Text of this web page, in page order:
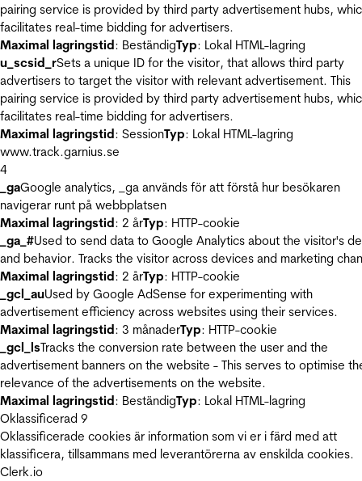
pairing service is provided by third party advertisement hubs,
facilitates real-time bidding for advertisers.
Maximal lagringstid: BeständigTyp: Lokal HTML-lagring
u_scsid_rSets a unique ID for the visitor, that allows third party
advertisers to target the visitor with relevant advertisement. This
pairing service is provided by third party advertisement hubs,
facilitates real-time bidding for advertisers.
Maximal lagringstid: SessionTyp: Lokal HTML-lagring
www.track.garnius.se
4
_gaGoogle analytics, _ga används för att förstå hur besökaren
navigerar runt på webbplatsen
Maximal lagringstid: 2 årTyp: HTTP-cookie
_ga_#Used to send data to Google Analytics about the visitor's
and behavior. Tracks the visitor across devices and marketing
Maximal lagringstid: 2 årTyp: HTTP-cookie
_gcl_auUsed by Google AdSense for experimenting with
advertisement efficiency across websites using their services.
Maximal lagringstid: 3 månaderTyp: HTTP-cookie
_gcl_lsTracks the conversion rate between the user and the
advertisement banners on the website - This serves to optimise
relevance of the advertisements on the website.
Maximal lagringstid: BeständigTyp: Lokal HTML-lagring
Oklassificerad 9
Oklassificerade cookies är information som vi er i färd med att
klassificera, tillsammans med leverantörerna av enskilda cookies.
Clerk.io